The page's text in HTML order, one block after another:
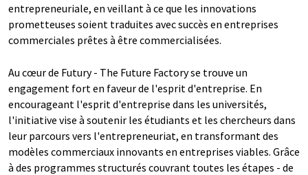
entrepreneuriale, en veillant à ce que les innovations
prometteuses soient traduites avec succès en entreprises
commerciales prêtes à être commercialisées.
Au cœur de Futury - The Future Factory se trouve un
engagement fort en faveur de l'esprit d'entreprise. En
encourageant l'esprit d'entreprise dans les universités,
l'initiative vise à soutenir les étudiants et les chercheurs dans
leur parcours vers l'entrepreneuriat, en transformant des
modèles commerciaux innovants en entreprises viables. Grâce
à des programmes structurés couvrant toutes les étapes - de